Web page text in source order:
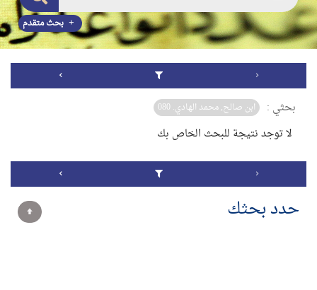
بحث متقدم
بحثي : ابن صالح, محمد الهادي. 080
لا توجد نتيجة للبحث الخاص بك
حدد بحثك